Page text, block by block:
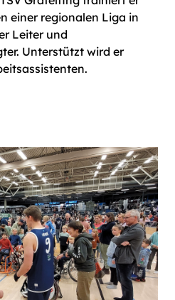
einer regionalen Liga in
Leiter und
Unterstützt wird er